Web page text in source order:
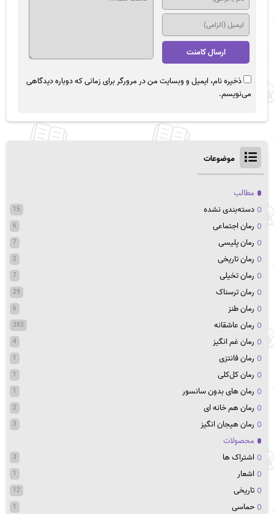
ذخیره نام، ایمیل و وبسایت من در مرورگر برای زمانی که دوباره دیدگاهی
می‌نویسم.
موضوعات
مطالب
دسته‌بندی نشده
15
رمان اجتماعی 6
رمان پلیسی 7
رمان تاریخی 2
رمان تخیلی 7
رمان ترسناک 29
رمان طنز 6
رمان عاشقانه 383
رمان غم انگیز 4
رمان فانتزی 1
رمان کل‌کلی 1
رمان های بدون سانسور 1
رمان هم خانه ای 2
رمان هیجان انگیز 3
محصولات
اشتراک ها
3
اشعار 1
تاریخی 12
حماسی 1